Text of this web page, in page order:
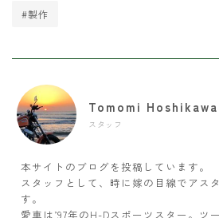
#製作
Tomomi Hoshikawa
スタッフ
本サイトのブログを投稿しています。
スタッフとして、時に嫁の目線でアス
す。
愛車は’97年のH-Dスポーツスター。ツ